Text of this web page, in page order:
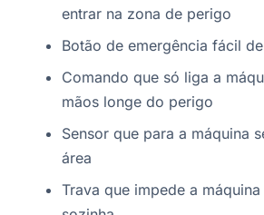
entrar na zona de perigo
Botão de emergência fácil
Comando que só liga a
mãos longe do perigo
Sensor que para a máquina
área
Trava que impede a